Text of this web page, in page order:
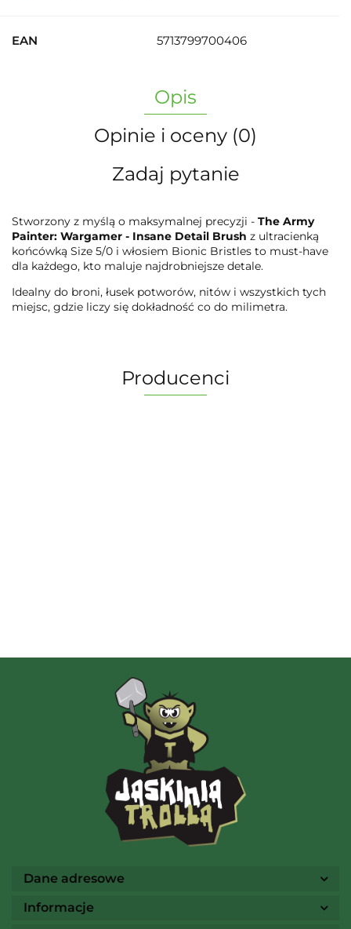
EAN 5713799700406
Opis
Opinie i oceny (0)
Zadaj pytanie
Stworzony z myślą o maksymalnej precyzji - The Army
Painter: Wargamer - Insane Detail Brush z ultracienką
końcówką Size 5/0 i włosiem Bionic Bristles to must-have
dla każdego, kto maluje najdrobniejsze detale.
Idealny do broni, łusek potworów, nitów i wszystkich tych
miejsc, gdzie liczy się dokładność co do milimetra.
Producenci
AMIGO Spiel
Ammo
Dane adresowe
Informacje